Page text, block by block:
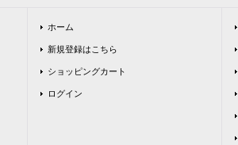
ホーム
新規登録はこちら
ショッピングカート
ログイン